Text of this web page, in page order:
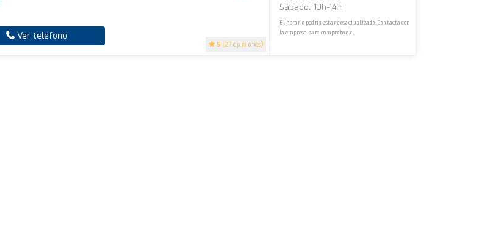
5 (27 opiniones)
Ver teléfono
Sábado: 10h-14h
El horario podría estar desactualizado. Contacta con
la empresa para comprobarlo.